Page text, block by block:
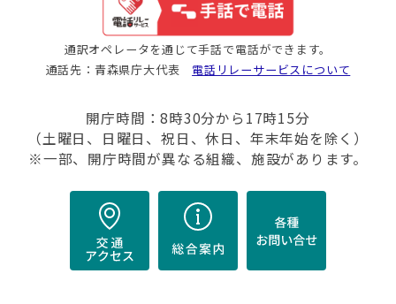
通訳オペレータを通じて手話で電話ができます。
通話先：青森県庁大代表 電話リレーサービスについて
開庁時間：8時30分から17時15分
（土曜日、日曜日、祝日、休日、年末年始を除く）
※一部、開庁時間が異なる組織、施設があります。